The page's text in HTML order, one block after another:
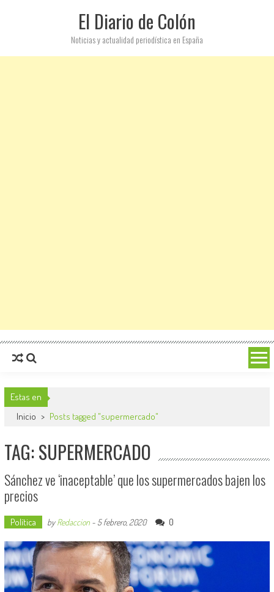
El Diario de Colón
Noticias y actualidad periodística en España
Estas en
Inicio > Posts tagged "supermercado"
TAG: SUPERMERCADO
Sánchez ve ‘inaceptable’ que los supermercados bajen los
precios
Política byRedaccion- 5 febrero, 2020 0